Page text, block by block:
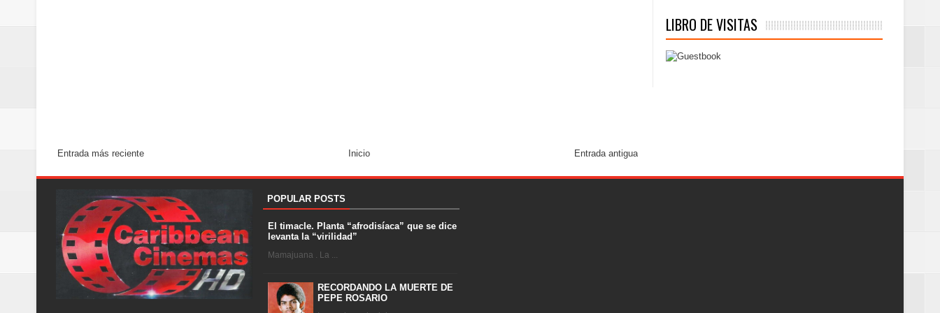
Entrada más reciente Entrada antigua
Inicio
LIBRO DE VISITAS
POPULAR POSTS
El timacle. Planta “afrodisíaca” que se dice
levanta la “virilidad”
Mamajuana . La ...
RECORDANDO LA MUERTE DE
PEPE ROSARIO